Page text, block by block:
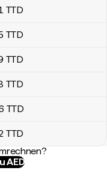
TTD
TTD
TTD
TTD
TTD
TTD
AED